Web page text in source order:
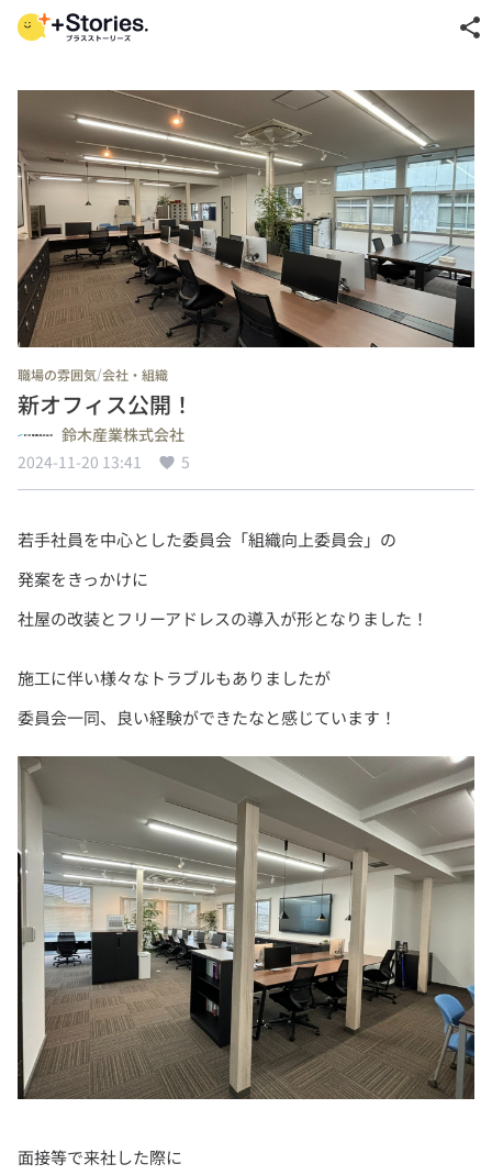
share
職場の雰囲気/会社・組織
新オフィス公開！
鈴木産業株式会社
2024-11-20 13:41
5